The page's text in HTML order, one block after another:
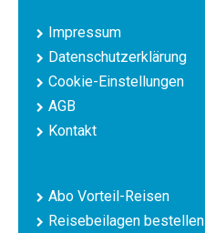
Impressum
Datenschutzerklärung
Cookie-Einstellungen
AGB
Kontakt
Abo Vorteil-Reisen
Reisebeilagen bestellen